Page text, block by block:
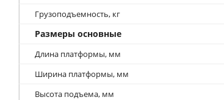
Грузоподъемность, кг
Размеры основные
Длина платформы, мм
Ширина платформы, мм
Высота подъема, мм